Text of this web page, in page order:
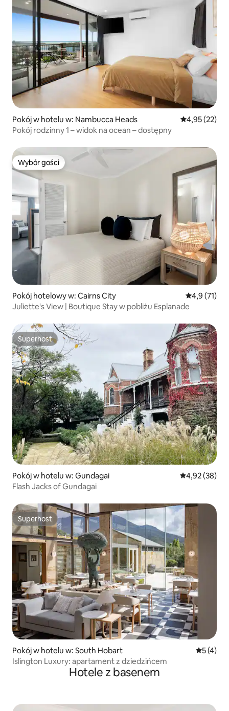
Pokój w hotelu w: Nambucca Heads Średnia
4,95 (22)
Pokój rodzinny 1 – widok na ocean – dostępny
Wybór gości
Wybór gości
Pokój hotelowy w: Cairns City Średnia
4,9 (71)
Juliette's View | Boutique Stay w pobliżu Esplanade
Superhost
Superhost
Pokój w hotelu w: Gundagai Średnia
4,92 (38)
Flash Jacks of Gundagai
Superhost
Superhost
Pokój w hotelu w: South Hobart Średnia
5 (4)
Islington Luxury: apartament z dziedzińcem
Hotele z basenem